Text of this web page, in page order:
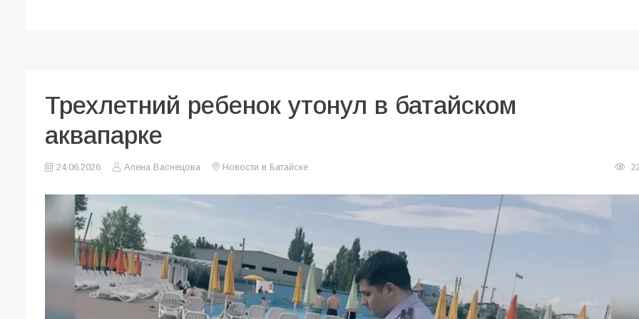
Трехлетний ребенок утонул в батайском
аквапарке
24.06.2026 Алена Васнецова Новости в Батайске